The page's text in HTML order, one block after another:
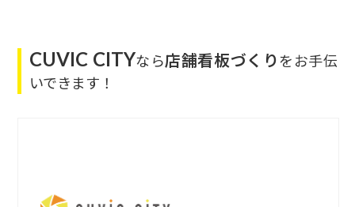
CUVIC CITYなら店舗看板づくりをお手伝
いできます！